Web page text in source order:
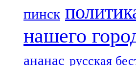
пинск
нашего
ананас русская